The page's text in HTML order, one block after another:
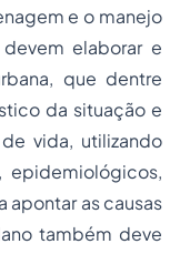
e o manejo
elaborar e
que dentre
da situação e
vida, utilizando
epidemiológicos,
apontar as causas
também deve